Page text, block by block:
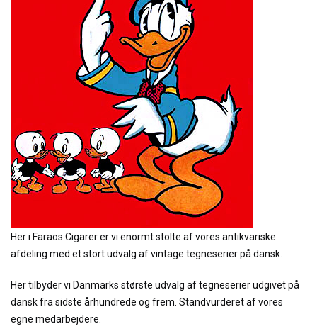
Her i Faraos Cigarer er vi enormt stolte af vores antikvariske
afdeling med et stort udvalg af vintage tegneserier på dansk.
Her tilbyder vi Danmarks største udvalg af tegneserier udgivet på
dansk fra sidste århundrede og frem. Standvurderet af vores
egne medarbejdere.